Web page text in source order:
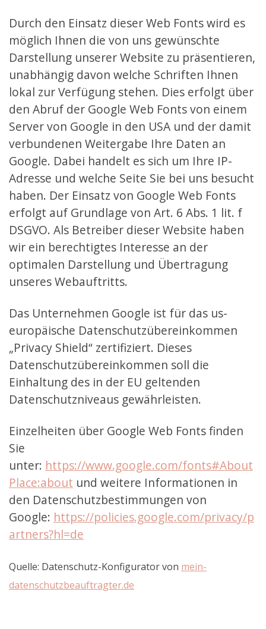
Durch den Einsatz dieser Web Fonts wird es
möglich Ihnen die von uns gewünschte
Darstellung unserer Website zu präsentieren,
unabhängig davon welche Schriften Ihnen
lokal zur Verfügung stehen. Dies erfolgt über
den Abruf der Google Web Fonts von einem
Server von Google in den USA und der damit
verbundenen Weitergabe Ihre Daten an
Google. Dabei handelt es sich um Ihre IP-
Adresse und welche Seite Sie bei uns besucht
haben. Der Einsatz von Google Web Fonts
erfolgt auf Grundlage von Art. 6 Abs. 1 lit. f
DSGVO. Als Betreiber dieser Website haben
wir ein berechtigtes Interesse an der
optimalen Darstellung und Übertragung
unseres Webauftritts.
Das Unternehmen Google ist für das us-
europäische Datenschutzübereinkommen
„Privacy Shield“ zertifiziert. Dieses
Datenschutzübereinkommen soll die
Einhaltung des in der EU geltenden
Datenschutzniveaus gewährleisten.
Einzelheiten über Google Web Fonts finden
Sie
unter: https://www.google.com/fonts#About
Place:about und weitere Informationen in
den Datenschutzbestimmungen von
Google: https://policies.google.com/privacy/p
artners?hl=de
Quelle: Datenschutz-Konfigurator von mein-
datenschutzbeauftragter.de